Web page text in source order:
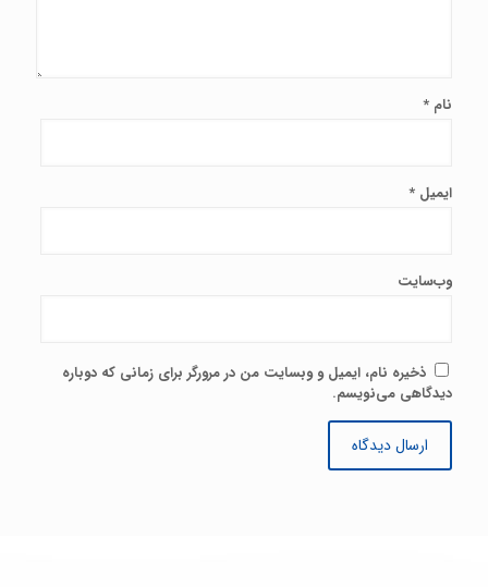
نام *
ایمیل *
وب‌سایت
ذخیره نام، ایمیل و وبسایت من در مرورگر برای زمانی که دوباره
دیدگاهی می‌نویسم.